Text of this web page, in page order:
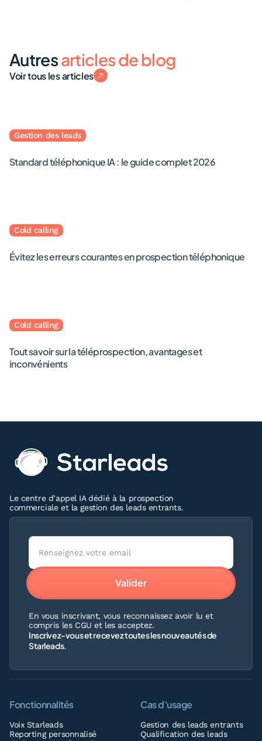
Autresarticles de blog
Voir tous les articles
Gestion des leads
Standard téléphonique IA : le guide complet 2026
Cold calling
Évitez les erreurs courantes en prospection téléphonique
Cold calling
Tout savoir sur la téléprospection, avantages et
inconvénients
Le centre d’appel IA dédié à la prospection
commerciale et la gestion des leads entrants.
En vous inscrivant, vous reconnaissez avoir lu et
compris les CGU et les acceptez.
Inscrivez-vous et recevez toutes les nouveautés de
Starleads.
Fonctionnalités
Voix Starleads
Reporting personnalisé
Cas d’usage
Gestion des leads entrants
Qualification des leads